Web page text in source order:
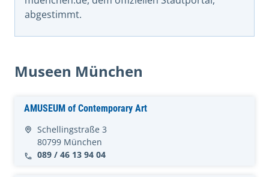
abgestimmt.
Museen München
AMUSEUM of Contemporary Art
Schellingstraße 3
80799 München
089 / 46 13 94 04